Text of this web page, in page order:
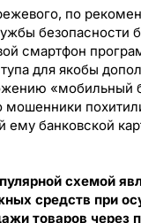
по
безопасности
смартфон
для якобы
«мобильный
мошенники
ему банковской
схемой
средств при
товаров через